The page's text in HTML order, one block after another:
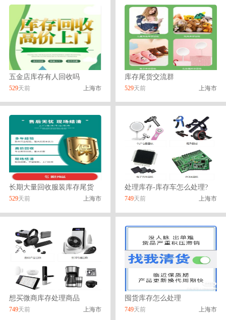
五金店库存有人回收吗
529天前 上海市
库存尾货交流群
529天前 上海市
长期大量回收服装库存尾货
529天前 上海市
处理库存-库存车怎么处理?
749天前 上海市
想买微商库存处理商品
749天前 上海市
囤货库存怎么处理
749天前 上海市